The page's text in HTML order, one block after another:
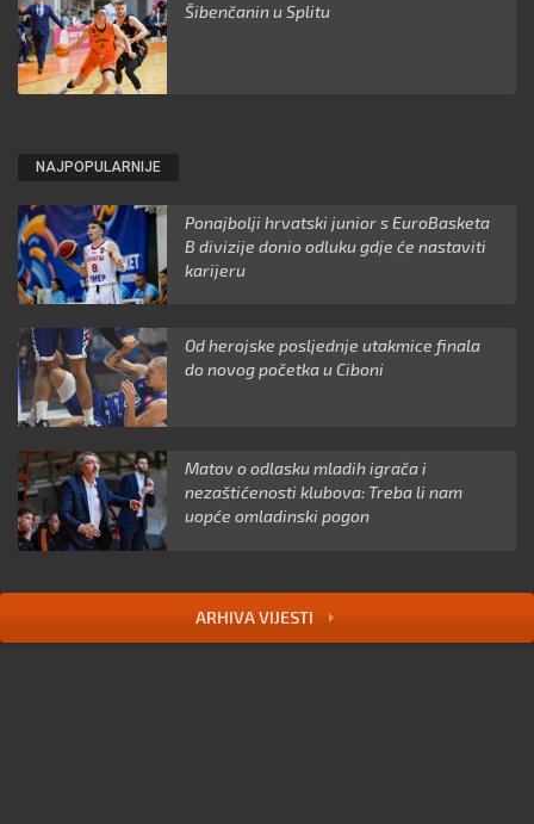
Šibenčanin u Splitu
NAJPOPULARNIJE
Ponajbolji hrvatski junior s EuroBasketa
B divizije donio odluku gdje će nastaviti
karijeru
Od herojske posljednje utakmice finala
do novog početka u Ciboni
Matov o odlasku mladih igrača i
nezaštićenosti klubova: Treba li nam
uopće omladinski pogon
ARHIVA VIJESTI